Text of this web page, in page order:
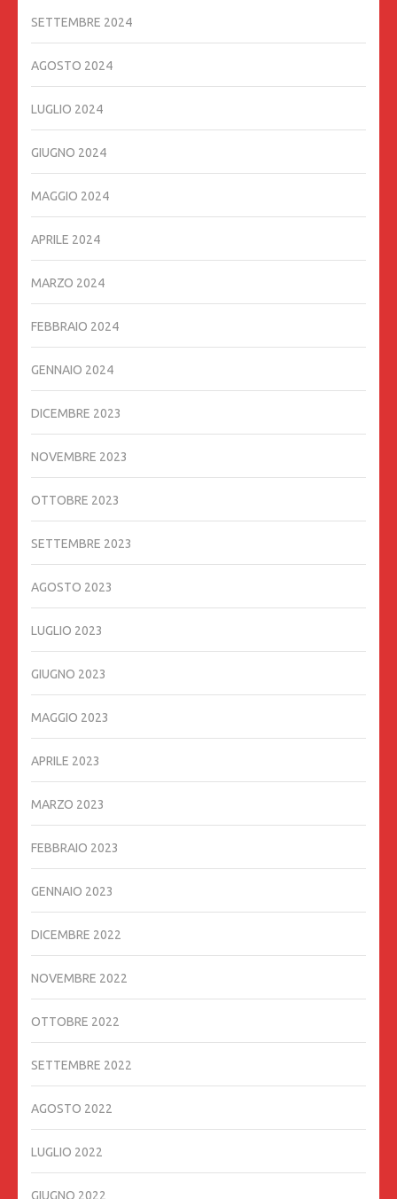
SETTEMBRE 2024
AGOSTO 2024
LUGLIO 2024
GIUGNO 2024
MAGGIO 2024
APRILE 2024
MARZO 2024
FEBBRAIO 2024
GENNAIO 2024
DICEMBRE 2023
NOVEMBRE 2023
OTTOBRE 2023
SETTEMBRE 2023
AGOSTO 2023
LUGLIO 2023
GIUGNO 2023
MAGGIO 2023
APRILE 2023
MARZO 2023
FEBBRAIO 2023
GENNAIO 2023
DICEMBRE 2022
NOVEMBRE 2022
OTTOBRE 2022
SETTEMBRE 2022
AGOSTO 2022
LUGLIO 2022
GIUGNO 2022